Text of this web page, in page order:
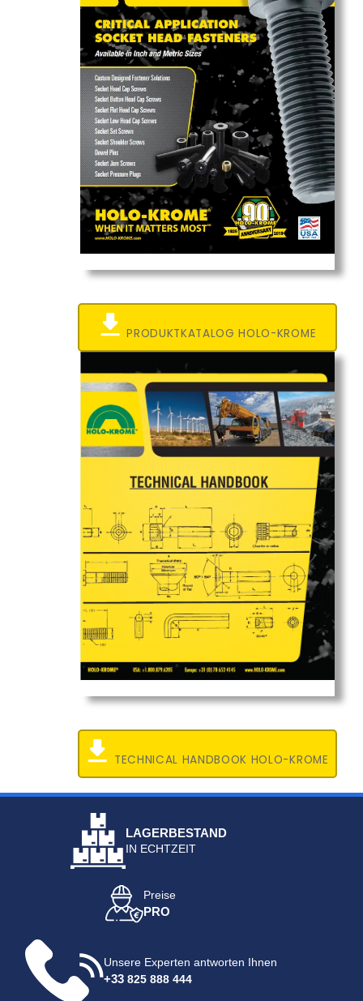
PRODUKTKATALOG HOLO-KROME
TECHNICAL HANDBOOK HOLO-KROME
LAGERBESTAND
IN ECHTZEIT
Preise
PRO
Unsere Experten antworten Ihnen
+33 825 888 444